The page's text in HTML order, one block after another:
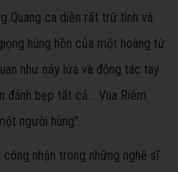
Quang ca diễn rất trữ tình và
hùng hồn của một hoàng tử
như nảy lửa và động tác tay
đánh bẹp tất cả... Vua Riêm
người hùng".
nhận trong những nghệ sĩ